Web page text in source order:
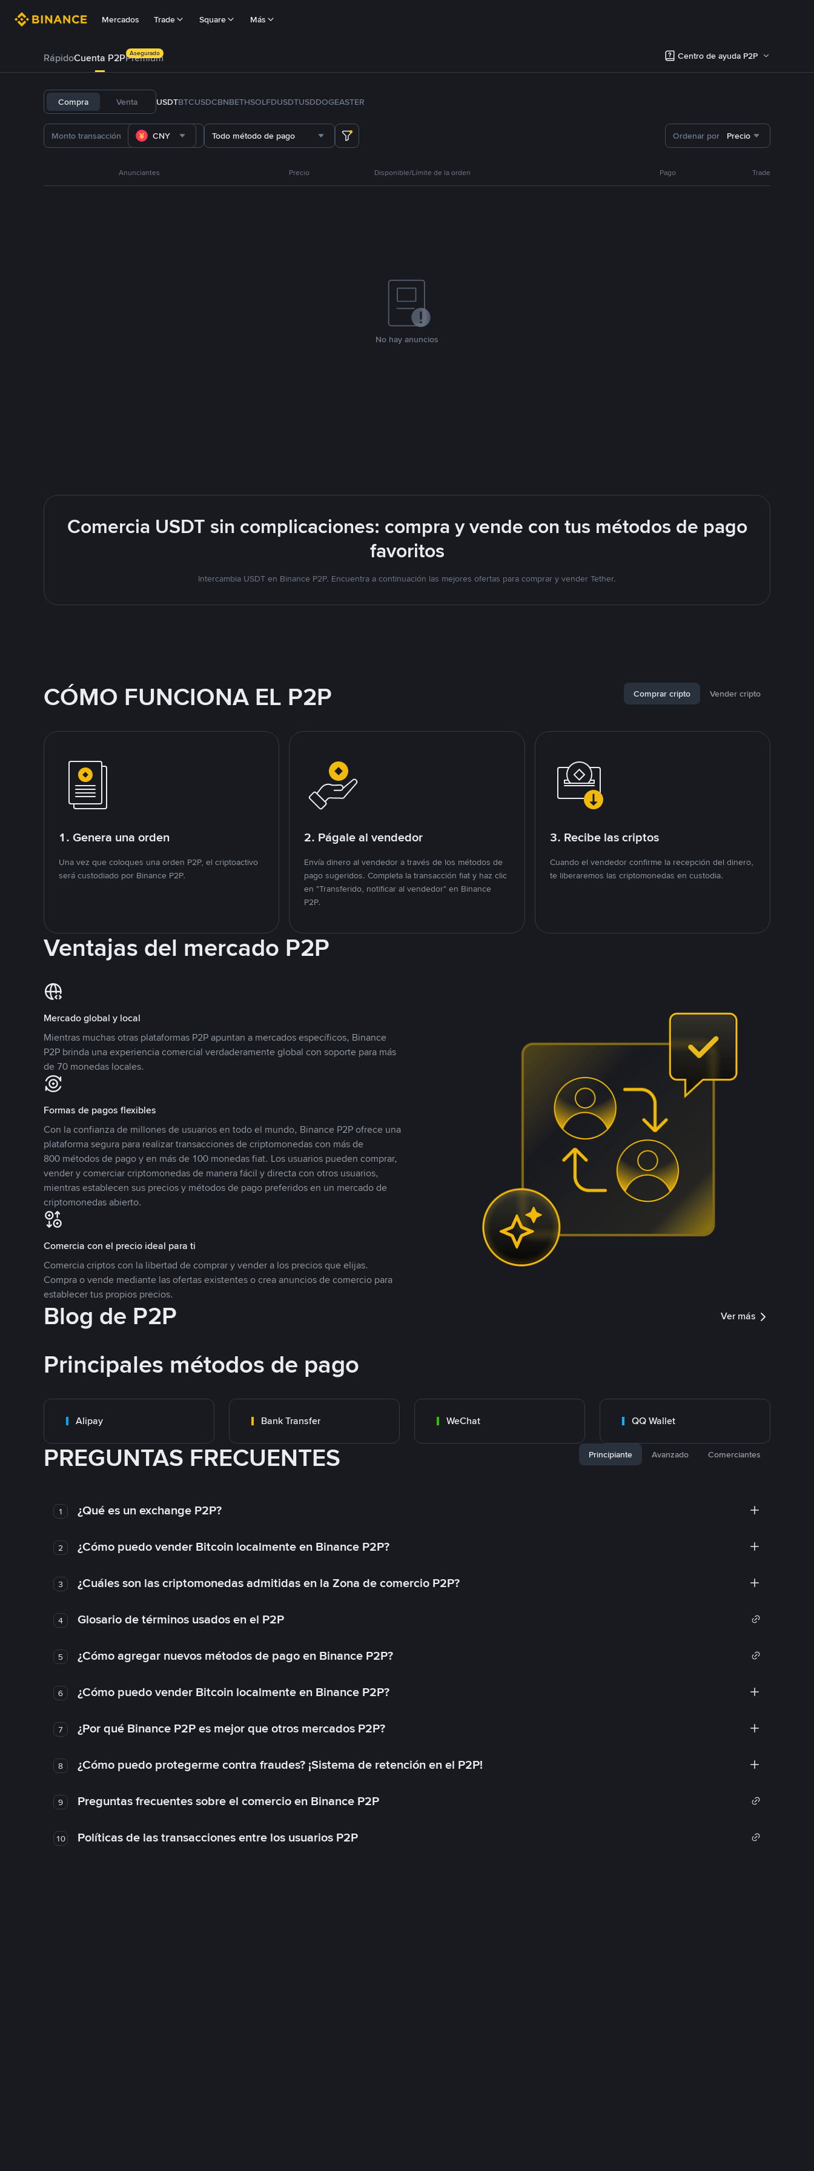
Mercados Trade Square Más
RápidoCuenta P2PPrémium
Asegurado Centro de ayuda P2P
Compra Venta USDTBTCUSDCBNBETHSOLFDUSDTUSDDOGEASTER
CNY Todo método de pago Ordenar por Precio
Anunciantes Precio Disponible/Límite de la orden Pago Trade
No hay anuncios
Comercia USDT sin complicaciones: compra y vende con tus métodos de pago
favoritos
Intercambia USDT en Binance P2P. Encuentra a continuación las mejores ofertas para comprar y vender Tether.
CÓMO FUNCIONA EL P2P Comprar cripto Vender cripto
1. Genera una orden
Una vez que coloques una orden P2P, el criptoactivo
será custodiado por Binance P2P.
2. Págale al vendedor
Envía dinero al vendedor a través de los métodos de
pago sugeridos. Completa la transacción fiat y haz clic
en "Transferido, notificar al vendedor" en Binance
P2P.
3. Recibe las criptos
Cuando el vendedor confirme la recepción del dinero,
te liberaremos las criptomonedas en custodia.
Ventajas del mercado P2P
Mercado global y local
Mientras muchas otras plataformas P2P apuntan a mercados específicos, Binance
P2P brinda una experiencia comercial verdaderamente global con soporte para más
de 70 monedas locales.
Formas de pagos flexibles
Con la confianza de millones de usuarios en todo el mundo, Binance P2P ofrece una
plataforma segura para realizar transacciones de criptomonedas con más de
800 métodos de pago y en más de 100 monedas fiat. Los usuarios pueden comprar,
vender y comerciar criptomonedas de manera fácil y directa con otros usuarios,
mientras establecen sus precios y métodos de pago preferidos en un mercado de
criptomonedas abierto.
Comercia con el precio ideal para ti
Comercia criptos con la libertad de comprar y vender a los precios que elijas.
Compra o vende mediante las ofertas existentes o crea anuncios de comercio para
establecer tus propios precios.
Blog de P2P Ver más
Principales métodos de pago
Alipay Bank Transfer WeChat QQ Wallet
PREGUNTAS FRECUENTES Principiante Avanzado Comerciantes
1 ¿Qué es un exchange P2P?
2 ¿Cómo puedo vender Bitcoin localmente en Binance P2P?
3 ¿Cuáles son las criptomonedas admitidas en la Zona de comercio P2P?
4 Glosario de términos usados en el P2P
5 ¿Cómo agregar nuevos métodos de pago en Binance P2P?
6 ¿Cómo puedo vender Bitcoin localmente en Binance P2P?
7 ¿Por qué Binance P2P es mejor que otros mercados P2P?
8 ¿Cómo puedo protegerme contra fraudes? ¡Sistema de retención en el P2P!
9 Preguntas frecuentes sobre el comercio en Binance P2P
10 Políticas de las transacciones entre los usuarios P2P